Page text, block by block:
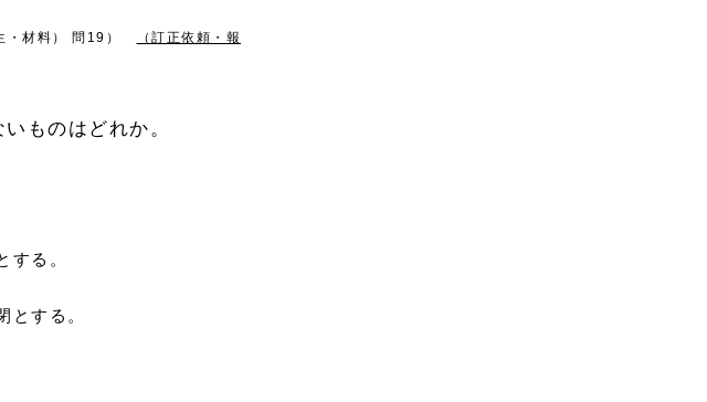
・材料） 問19）
（訂正依頼・報
ものはどれか。
する。
とする。